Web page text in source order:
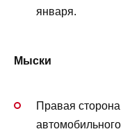
января.
Мыски
Правая